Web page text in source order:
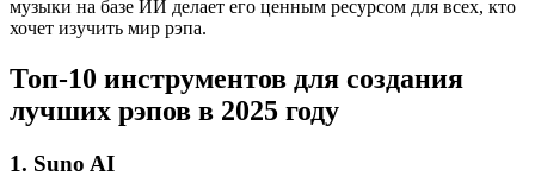
музыки на базе ИИ делает его ценным ресурсом для всех, кто
хочет изучить мир рэпа.
Топ-10 инструментов для создания
лучших рэпов в 2025 году
1. Suno AI